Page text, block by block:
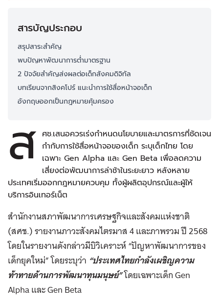
สารบัญประกอบ
สรุปสาระสำคัญ
พบปัญหาพัฒนาการต่ำมาตรฐาน
2 ปัจจัยสำคัญส่งผลต่อเด็กสังคมดิจิทัล
บทเรียนจากสิงคโปร์ แนะนำการใช้สื่อหน้าจอเด็ก
อังกฤษออกเป็นกฎหมายคุ้มครอง
ส ศช.เสนอควรเร่งกำหนดนโยบายและมาตรการที่ชัดเจน
กำกับการใช้สื่อหน้าจอของเด็ก ระบุเด็กไทย โดย
เฉพาะ Gen Alpha และ Gen Beta เพื่อลดความ
เสี่ยงต่อพัฒนาการล่าช้าในระยะยาว หลังหลาย
ประเทศเริ่มออกกฎหมายควบคุม ทั้งผู้ผลิตอุปกรณ์และผู้ให้
บริการอินเทอร์เน็ต
สำนักงานสภาพัฒนาการเศรษฐกิจและสังคมแห่งชาติ
(สศช.) รายงานภาวะสังคมไตรมาส 4 และภาพรวม ปี 2568
โดยในรายงานดังกล่าวมีบิวิเคราะห์ “ปัญหาพัฒนาการของ
เด็กยุคใหม่” โดยระบุว่า “ประเทศไทยกำลังเผชิญความ
ท้าทายด้านการพัฒนาทุนมนุษย์”โดยเฉพาะเด็ก Gen
Alpha และ Gen Beta